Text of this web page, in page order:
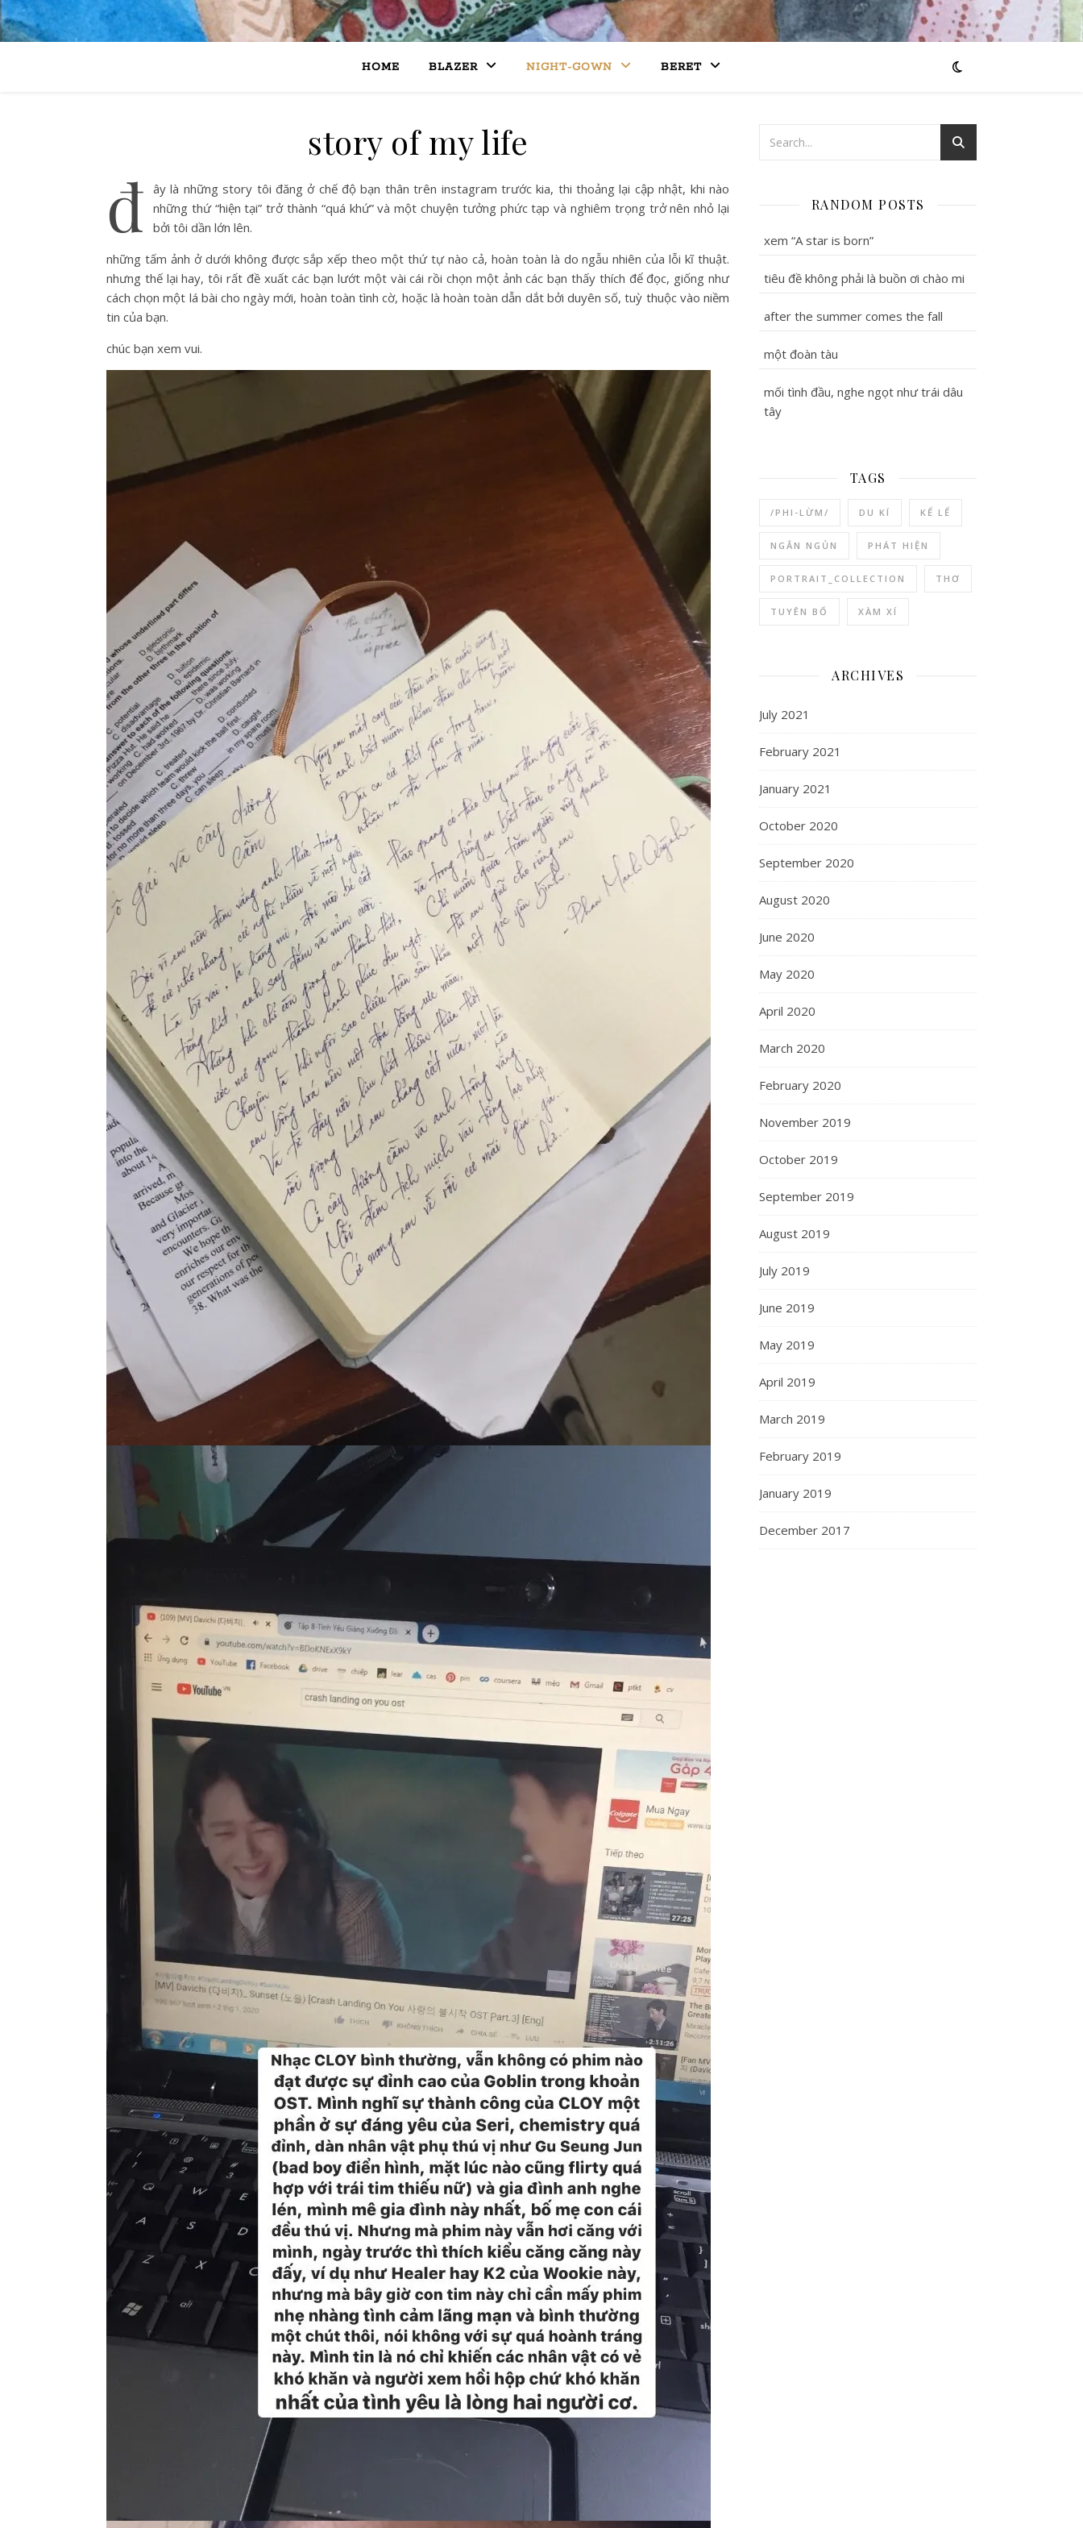
HOME BLAZER NIGHT-GOWN BERET
story of my life
đ ây là những story tôi đăng ở chế độ bạn thân trên instagram trước kia, thi thoảng lại cập nhật, khi nào
những thứ “hiện tại” trở thành “quá khứ” và một chuyện tưởng phức tạp và nghiêm trọng trở nên nhỏ lại
bởi tôi dần lớn lên.
những tấm ảnh ở dưới không được sắp xếp theo một thứ tự nào cả, hoàn toàn là do ngẫu nhiên của lỗi kĩ thuật.
nhưng thế lại hay, tôi rất đề xuất các bạn lướt một vài cái rồi chọn một ảnh các bạn thấy thích để đọc, giống như
cách chọn một lá bài cho ngày mới, hoàn toàn tình cờ, hoặc là hoàn toàn dẫn dắt bởi duyên số, tuỳ thuộc vào niềm
tin của bạn.
chúc bạn xem vui.
RANDOM POSTS
xem “A star is born”
tiêu đề không phải là buồn ơi chào mi
after the summer comes the fall
một đoàn tàu
mối tình đầu, nghe ngọt như trái dâu
tây
TAGS
/PHI-LỪM/ DU KÍ KỂ LỂ
NGẮN NGỦN PHÁT HIỆN
PORTRAIT_COLLECTION THƠ
TUYÊN BỐ XÀM XÍ
ARCHIVES
July 2021
February 2021
January 2021
October 2020
September 2020
August 2020
June 2020
May 2020
April 2020
March 2020
February 2020
November 2019
October 2019
September 2019
August 2019
July 2019
June 2019
May 2019
April 2019
March 2019
February 2019
January 2019
December 2017